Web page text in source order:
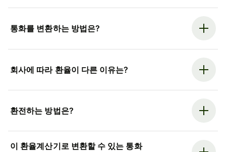
통화를 변환하는 방법은?
회사에 따라 환율이 다른 이유는?
환전하는 방법은?
이 환율계산기로 변환할 수 있는 통화